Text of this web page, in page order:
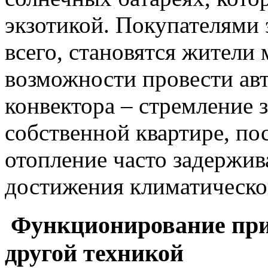
экзотикой. Покупателями
всего, становятся
возможности провести
конвектора – стремление
собственной квартире,
отопление часто
достижения
Функционирование
другой техникой